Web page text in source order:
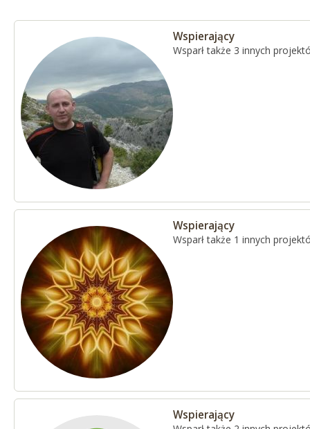
Wspierający
Wsparł także 3 innych
Wspierający
Wsparł także 1 innych
Wspierający